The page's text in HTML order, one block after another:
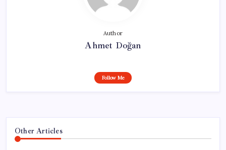
Author
Ahmet Doğan
Follow Me
Other Articles